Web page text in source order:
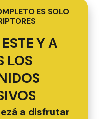
ES SOLO
Y A
LOS
a disfrutar